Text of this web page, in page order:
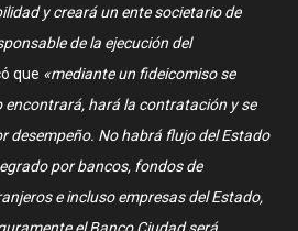
y creará un ente societario de
de la ejecución del
que «mediante un fideicomiso se
hará la contratación y se
desempeño. No habrá flujo del Estado
por bancos, fondos de
e incluso empresas del Estado,